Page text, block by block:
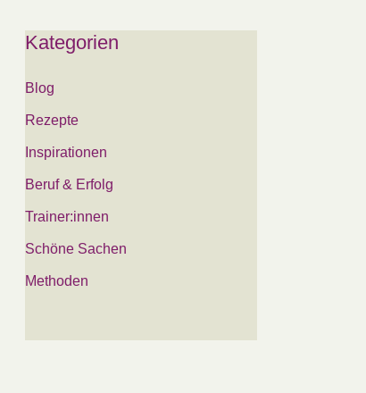
Kategorien
Blog
Rezepte
Inspirationen
Beruf & Erfolg
Trainer:innen
Schöne Sachen
Methoden